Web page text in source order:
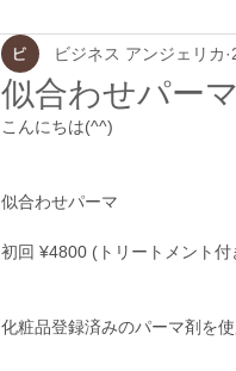
似合わせパーマ
ビジネス アンジェリカ
こんにちは(^^)
似合わせパーマ
初回 ¥4800 (トリートメント付
化粧品登録済みのパーマ剤を